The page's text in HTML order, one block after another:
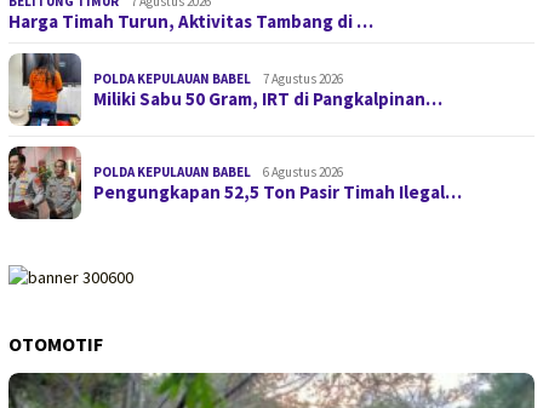
Harga Timah Turun, Aktivitas Tambang di …
POLDA KEPULAUAN BABEL 7 Agustus 2026
Miliki Sabu 50 Gram, IRT di Pangkalpinan…
POLDA KEPULAUAN BABEL 6 Agustus 2026
Pengungkapan 52,5 Ton Pasir Timah Ilegal…
OTOMOTIF